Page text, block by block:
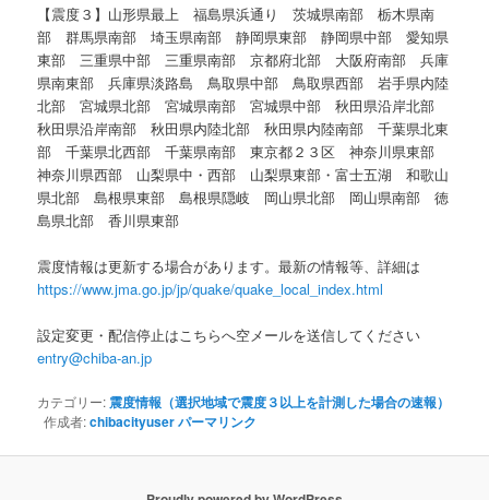
【震度３】山形県最上 福島県浜通り 茨城県南部 栃木県南
部 群馬県南部 埼玉県南部 静岡県東部 静岡県中部 愛知県
東部 三重県中部 三重県南部 京都府北部 大阪府南部 兵庫
県南東部 兵庫県淡路島 鳥取県中部 鳥取県西部 岩手県内陸
北部 宮城県北部 宮城県南部 宮城県中部 秋田県沿岸北部
秋田県沿岸南部 秋田県内陸北部 秋田県内陸南部 千葉県北東
部 千葉県北西部 千葉県南部 東京都２３区 神奈川県東部
神奈川県西部 山梨県中・西部 山梨県東部・富士五湖 和歌山
県北部 島根県東部 島根県隠岐 岡山県北部 岡山県南部 徳
島県北部 香川県東部
震度情報は更新する場合があります。最新の情報等、詳細は
https://www.jma.go.jp/jp/quake/quake_local_index.html
設定変更・配信停止はこちらへ空メールを送信してください
entry@chiba-an.jp
カテゴリー: 震度情報（選択地域で震度３以上を計測した場合の速報）
作成者:chibacityuserパーマリンク